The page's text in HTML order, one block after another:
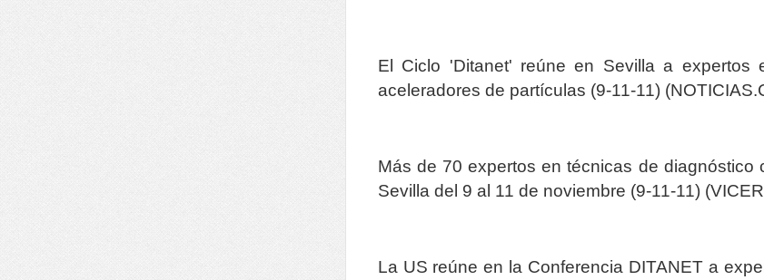
El Ciclo 'Ditanet' reúne en Sevilla a
aceleradores de partículas (9-11-11)
Más de 70 expertos en técnicas de
Sevilla del 9 al 11 de noviembre (9-11-11)
La US reúne en la Conferencia DITANET a